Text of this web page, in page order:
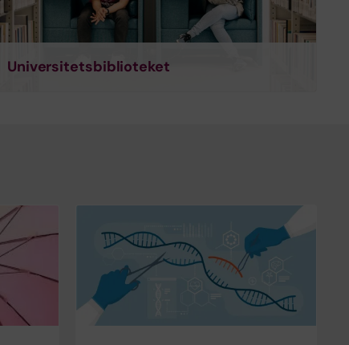
Universitetsbiblioteket